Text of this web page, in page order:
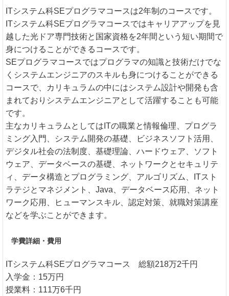
ITシステム科SEプログラマコースは2年制のコースです。
ITシステム科SEプログラマコースではキャリアアップを見
越した光ドア専門技術と国家資格を2年間という短い期間で
身につけることができるコースです。
SEプログラマコースではプログラマの知識と技術だけでな
くシステムエンジニアのスキルも身につけることができる
コースで、カリキュラムの中にはシステム設計や開発も含
まれておりシステムエンジニアとして活躍することも可能
です。
主なカリキュラムとしてはITの職業と情報倫理、プログラ
ミング入門、システム開発の基礎、ビジネスソフト活用、
デジタル社会の法制度、基礎理論、ハードウェア、ソフト
ウェア、データベースの基礎、ネットワークとセキュリテ
ィ、データ構造とプログラミング、アルゴリズム、ITスト
ラテジとマネジメント、Java、データベース応用、ネット
ワーク応用、ヒューマンスキル、認定対策、就職対策講座
などを学ぶことができます。
学費詳細・費用
ITシステム科SEプログラマコース 総額218万2千円
入学金：15万円
授業料：111万6千円